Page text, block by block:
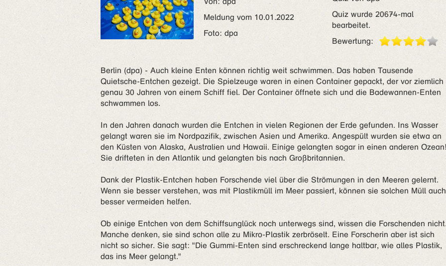
Meldung vom 10.01.2022
Foto: dpa
Quiz wurde 20674-mal
bearbeitet.
Bewertung:
Berlin (dpa) - Auch kleine Enten können richtig weit schwimmen. Das haben Tausende
Quietsche-Entchen gezeigt. Die Spielzeuge waren in einen Container gepackt, der vor ziemlich
genau 30 Jahren von einem Schiff fiel. Der Container öffnete sich und die Badewannen-Enten
schwammen los.
In den Jahren danach wurden die Entchen in vielen Regionen der Erde gefunden. Ins Wasser
gelangt waren sie im Nordpazifik, zwischen Asien und Amerika. Angespült wurden sie etwa an
den Küsten von Alaska, Australien und Hawaii. Einige gelangten sogar in einen anderen
Sie drifteten in den Atlantik und gelangten bis nach Großbritannien.
Dank der Plastik-Entchen haben Forschende viel über die Strömungen in den Meeren gelernt.
Wenn sie besser verstehen, was mit Plastikmüll im Meer passiert, können sie solchen Müll auch
besser vermeiden helfen.
Ob einige Entchen von dem Schiffsunglück noch unterwegs sind, wissen die Forschenden
Manche denken, sie sind schon alle zu Mikro-Plastik zerbröselt. Eine Forscherin aber ist sich
nicht so sicher. Sie sagt: "Die Gummi-Enten sind erschreckend lange haltbar, wie alles Plastik,
das ins Meer gelangt."